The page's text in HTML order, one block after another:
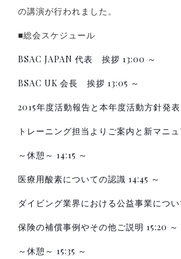
の講演が行われました。
■総会スケジュール
BSAC JAPAN 代表 挨拶 13:00 ～
BSAC UK 会長 挨拶 13:05 ～
2015年度活動報告と本年度活動方針発表
トレーニング担当よりご案内と新マニュ
～休憩～ 14:15 ～
医療用酸素についての認識 14:45 ～
ダイビング業界における公益事業につい
保険の補償事例やその他ご説明 15:20 ～
～休憩～ 15:35 ～